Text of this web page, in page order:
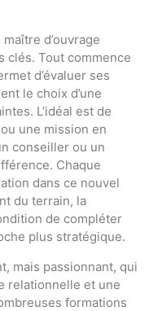
d’ouvrage
clés. Tout commence
d’évaluer ses
le choix d’une
L’idéal est de
une mission en
conseiller ou un
Chaque
dans ce nouvel
du terrain, la
de compléter
plus stratégique.
mais passionnant, qui
relationnelle et une
formations